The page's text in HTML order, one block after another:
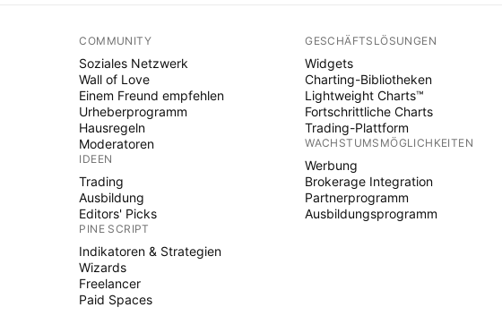
COMMUNITY
Soziales Netzwerk
Wall of Love
Einem Freund empfehlen
Urheberprogramm
Hausregeln
Moderatoren
IDEEN
Trading
Ausbildung
Editors' Picks
PINE SCRIPT
Indikatoren & Strategien
Wizards
Freelancer
Paid Spaces
GESCHÄFTSLÖSUNGEN
Widgets
Charting-Bibliotheken
Lightweight Charts™
Fortschrittliche Charts
Trading-Plattform
WACHSTUMSMÖGLICHKEITEN
Werbung
Brokerage Integration
Partnerprogramm
Ausbildungsprogramm